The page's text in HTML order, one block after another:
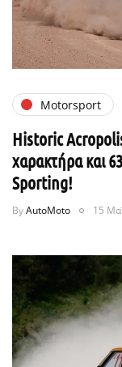
Motorsport
Historic
χαρακτήρα και
Sporting!
ByAutoMoto 15